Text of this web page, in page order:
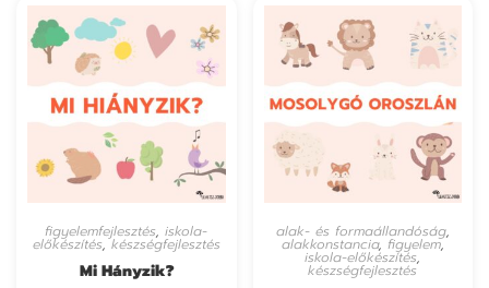
figyelemfejlesztés,iskola-
előkészítés,készségfejlesztés
Mi Hányzik?
alak- és formaállandóság,
alakkonstancia, figyelem,
iskola-előkészítés,
készségfejlesztés